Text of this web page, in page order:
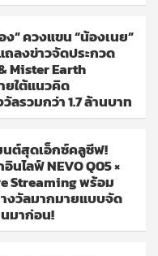
” ควงแขน “น้องเนย”
ลงข่าวจัดประกวด
Mister Earth
ยใต้แนวคิด
วัลรวมกว่า 1.7 ล้านบาท
นต์สุดเอ็กซ์คลูซีฟ!
ไลฟ์ NEVO Q05 ×
Streaming พร้อม
งวัลมากมายแบบจัด
นมาก่อน!